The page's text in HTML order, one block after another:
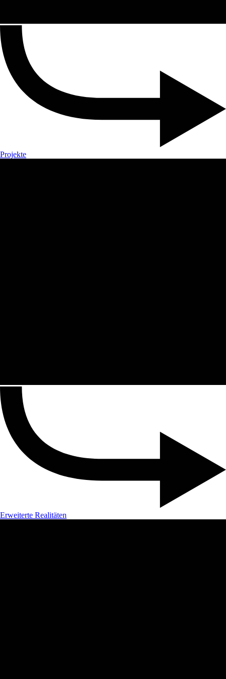
Projekte
Erweiterte Realitäten